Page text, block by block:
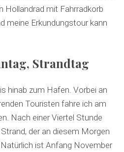
Hollandrad mit Fahrradkorb
meine Erkundungstour kann
Strandtag
hinab zum Hafen. Vorbei an
Touristen fahre ich am
Nach einer Viertel Stunde
der an diesem Morgen
ist Anfang November